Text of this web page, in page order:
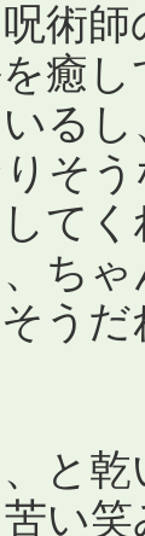
術
癒
る
りそ
てく
、ち
うだ
と乾
い